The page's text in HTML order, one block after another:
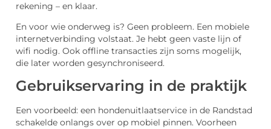
rekening – en klaar.
En voor wie onderweg is? Geen probleem. Een mobiele
internetverbinding volstaat. Je hebt geen vaste lijn of
wifi nodig. Ook offline transacties zijn soms mogelijk,
die later worden gesynchroniseerd.
Gebruikservaring in de praktijk
Een voorbeeld: een hondenuitlaatservice in de Randstad
schakelde onlangs over op mobiel pinnen. Voorheen